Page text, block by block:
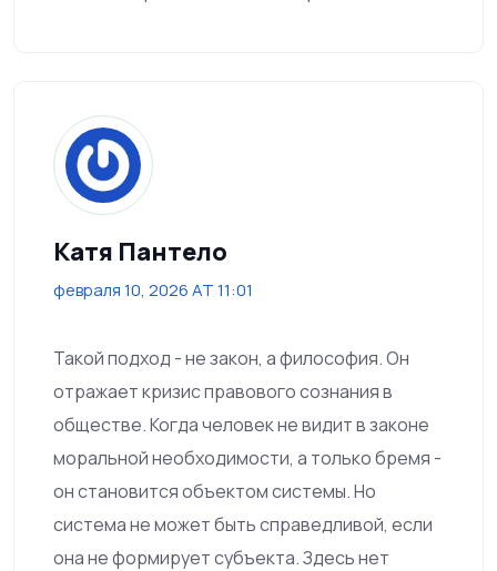
Катя Пантело
февраля 10, 2026 AT 11:01
Такой подход - не закон, а философия. Он
отражает кризис правового сознания в
обществе. Когда человек не видит в законе
моральной необходимости, а только бремя -
он становится объектом системы. Но
система не может быть справедливой, если
она не формирует субъекта. Здесь нет